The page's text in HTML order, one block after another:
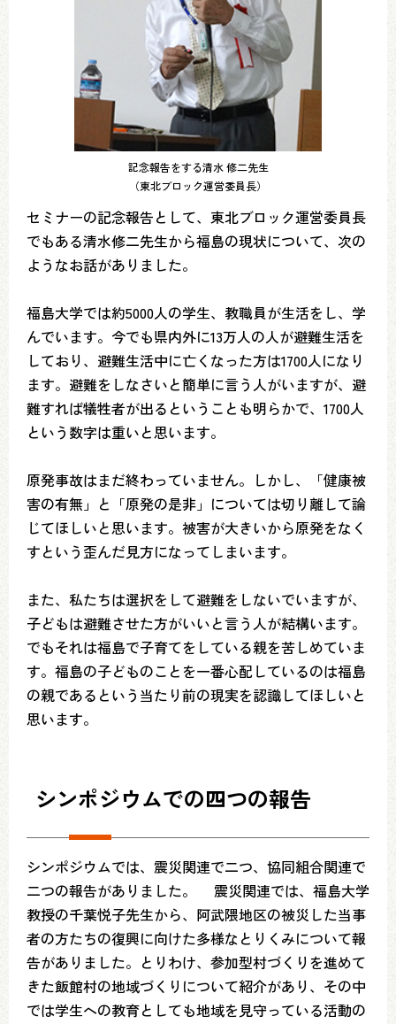
記念報告をする清水 修二先生
（東北ブロック運営委員長）
セミナーの記念報告として、東北ブロック運営委員長
でもある清水修二先生から福島の現状について、次の
ようなお話がありました。
福島大学では約5000人の学生、教職員が生活をし、学
んでいます。今でも県内外に13万人の人が避難生活を
しており、避難生活中に亡くなった方は1700人になり
ます。避難をしなさいと簡単に言う人がいますが、避
難すれば犠牲者が出るということも明らかで、1700人
という数字は重いと思います。
原発事故はまだ終わっていません。しかし、「健康被
害の有無」と「原発の是非」については切り離して論
じてほしいと思います。被害が大きいから原発をなく
すという歪んだ見方になってしまいます。
また、私たちは選択をして避難をしないでいますが、
子どもは避難させた方がいいと言う人が結構います。
でもそれは福島で子育てをしている親を苦しめていま
す。福島の子どものことを一番心配しているのは福島
の親であるという当たり前の現実を認識してほしいと
思います。
シンポジウムでの四つの報告
シンポジウムでは、震災関連で二つ、協同組合関連で
二つの報告がありました。 震災関連では、福島大学
教授の千葉悦子先生から、阿武隈地区の被災した当事
者の方たちの復興に向けた多様なとりくみについて報
告がありました。とりわけ、参加型村づくりを進めて
きた飯館村の地域づくりについて紹介があり、その中
では学生への教育としても地域を見守っている活動の